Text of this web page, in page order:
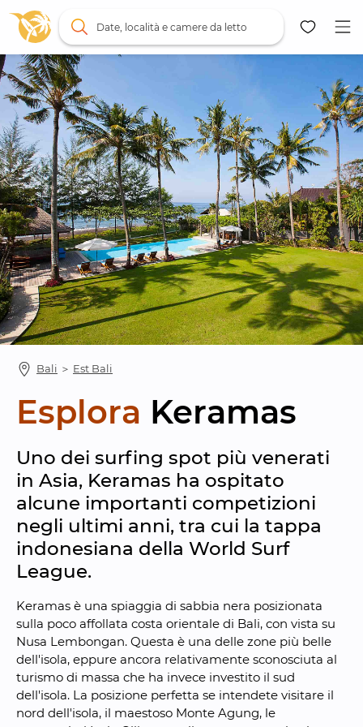
Date, località e camere da letto
Mappa
Bali ＞ Est Bali
Esplora Keramas
Uno dei surfing spot più venerati
in Asia, Keramas ha ospitato
alcune importanti competizioni
negli ultimi anni, tra cui la tappa
indonesiana della World Surf
League.
Keramas è una spiaggia di sabbia nera posizionata
sulla poco affollata costa orientale di Bali, con vista su
Nusa Lembongan. Questa è una delle zone più belle
dell'isola, eppure ancora relativamente sconosciuta al
turismo di massa che ha invece investito il sud
dell'isola. La posizione perfetta se intendete visitare il
nord dell'isola, il maestoso Monte Agung, le